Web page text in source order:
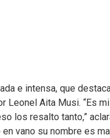
e intensa, que
Leonel Aita Musi. “Es
los resalto tanto,”
vano su nombre es